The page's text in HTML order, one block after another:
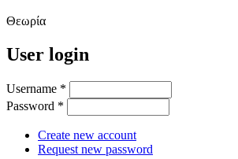
Θεωρία
User login
Username *
Password *
Create new account
Request new password